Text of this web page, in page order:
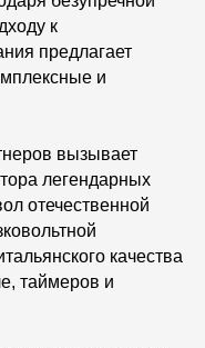
к
предлагает
и
вызывает
легендарных
отечественной
качества
таймеров и